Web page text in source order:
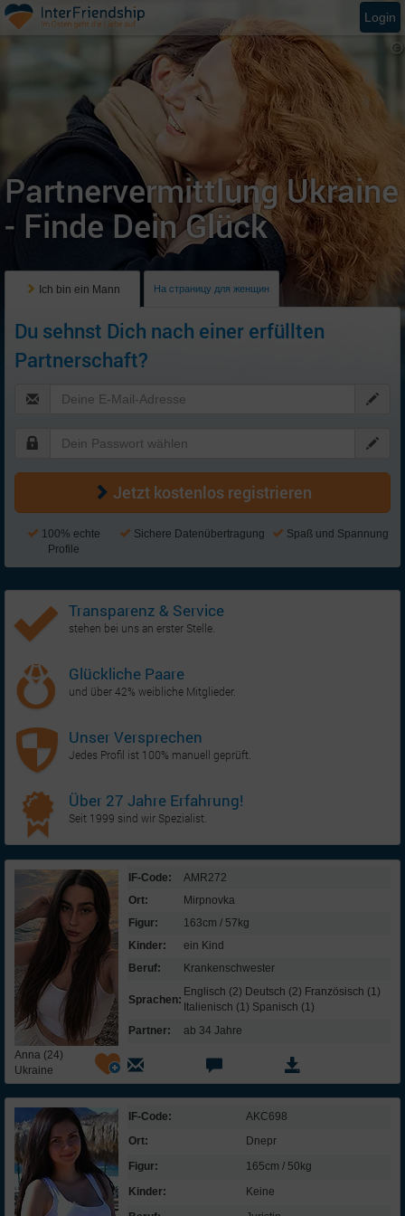
Partnervermittlung Ukraine
- Finde Dein Glück
Ich bin ein Mann На страницу для женщин
Du sehnst Dich nach einer erfüllten
Partnerschaft?
Jetzt kostenlos registrieren
100% echte
Profile
Sichere Datenübertragung Spaß und Spannung
Transparenz & Service
stehen bei uns an erster Stelle.
Glückliche Paare
und über 42% weibliche Mitglieder.
Unser Versprechen
Jedes Profil ist 100% manuell geprüft.
Über 27 Jahre Erfahrung!
Seit 1999 sind wir Spezialist.
Anna (24)
Ukraine
IF-Code:
AMR272
Ort:
Mirpnovka
Figur:
163cm / 57kg
Kinder:
ein Kind
Beruf:
Kranken­schwester
Sprachen:
Englisch (2) Deutsch (2) Französisch (1)
Italienisch (1) Spanisch (1)
Partner:
ab 34 Jahre
IF-Code:
AKC698
Ort:
Dnepr
Figur:
165cm / 50kg
Kinder:
Keine
Login